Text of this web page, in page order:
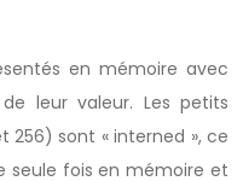
en mémoire avec
leur valeur. Les petits
sont « interned », ce
seule fois en mémoire et